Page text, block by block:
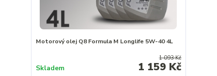
Motorový olej Q8 Formula M Longlife 5W-40 4L
1 093 Kč
1 159 Kč
Skladem